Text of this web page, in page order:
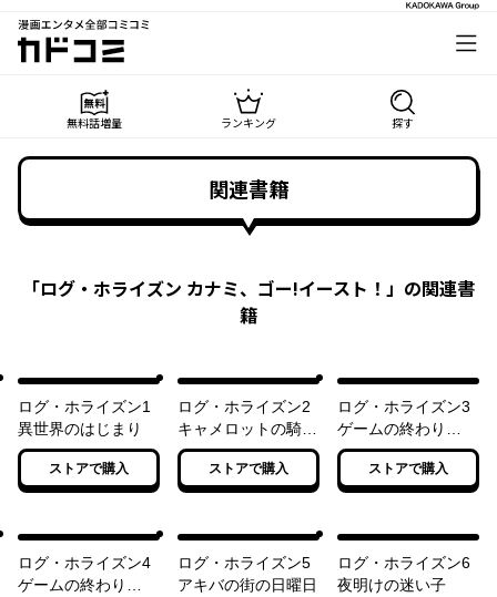
漫画エンタメ全部コミコミ
カドコミ
無料話増量 ランキング 探す
関連書籍
「ログ・ホライズン カナミ、ゴー!イースト！ 」の関連書
籍
ログ・ホライズン1
異世界のはじまり
ストアで購入
ログ・ホライズン2
キャメロットの騎士
たち
ストアで購入
ログ・ホライズン3
ゲームの終わり
（上）
ストアで購入
ログ・ホライズン4
ゲームの終わり
ログ・ホライズン5
アキバの街の日曜日
ログ・ホライズン6
夜明けの迷い子